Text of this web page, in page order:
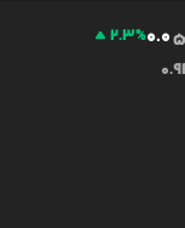
2.3%0.05